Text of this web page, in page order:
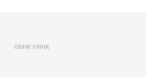
©NHK©NHK